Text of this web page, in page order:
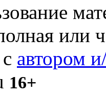
или
автором
16+